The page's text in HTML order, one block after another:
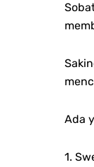
Ada
1.